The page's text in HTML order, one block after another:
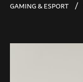
GAMING & ESPORT